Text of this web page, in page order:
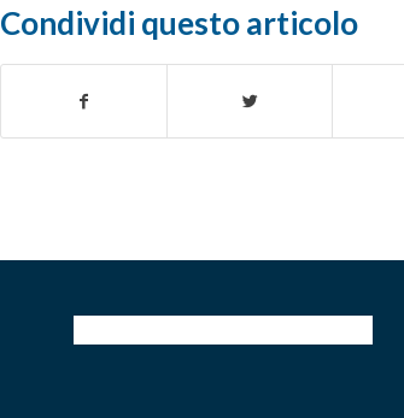
Condividi questo articolo